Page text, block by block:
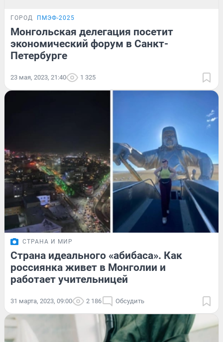
ГОРОД ПМЭФ-2025
Монгольская делегация посетит
экономический форум в Санкт-
Петербурге
23 мая, 2023, 21:40 1 325
СТРАНА И МИР
Страна идеального «абибаса». Как
россиянка живет в Монголии и
работает учительницей
31 марта, 2023, 09:00 2 186 Обсудить